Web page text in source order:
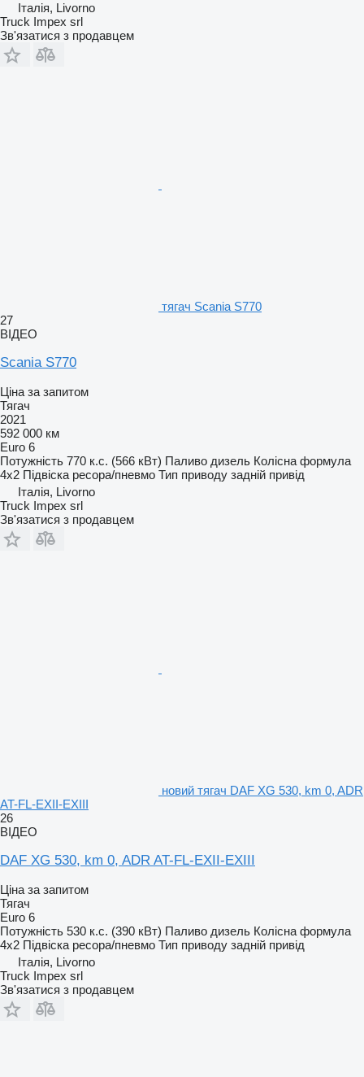
Італія, Livorno
Truck Impex srl
Зв'язатися з продавцем
тягач Scania S770
27
ВІДЕО
Scania S770
Ціна за запитом
Тягач
2021
592 000 км
Euro 6
Потужність 770 к.с. (566 кВт) Паливо дизель Колісна формула
4x2 Підвіска ресора/пневмо Тип приводу задній привід
Італія, Livorno
Truck Impex srl
Зв'язатися з продавцем
новий тягач DAF XG 530, km 0, ADR
AT-FL-EXII-EXIII
26
ВІДЕО
DAF XG 530, km 0, ADR AT-FL-EXII-EXIII
Ціна за запитом
Тягач
Euro 6
Потужність 530 к.с. (390 кВт) Паливо дизель Колісна формула
4x2 Підвіска ресора/пневмо Тип приводу задній привід
Італія, Livorno
Truck Impex srl
Зв'язатися з продавцем